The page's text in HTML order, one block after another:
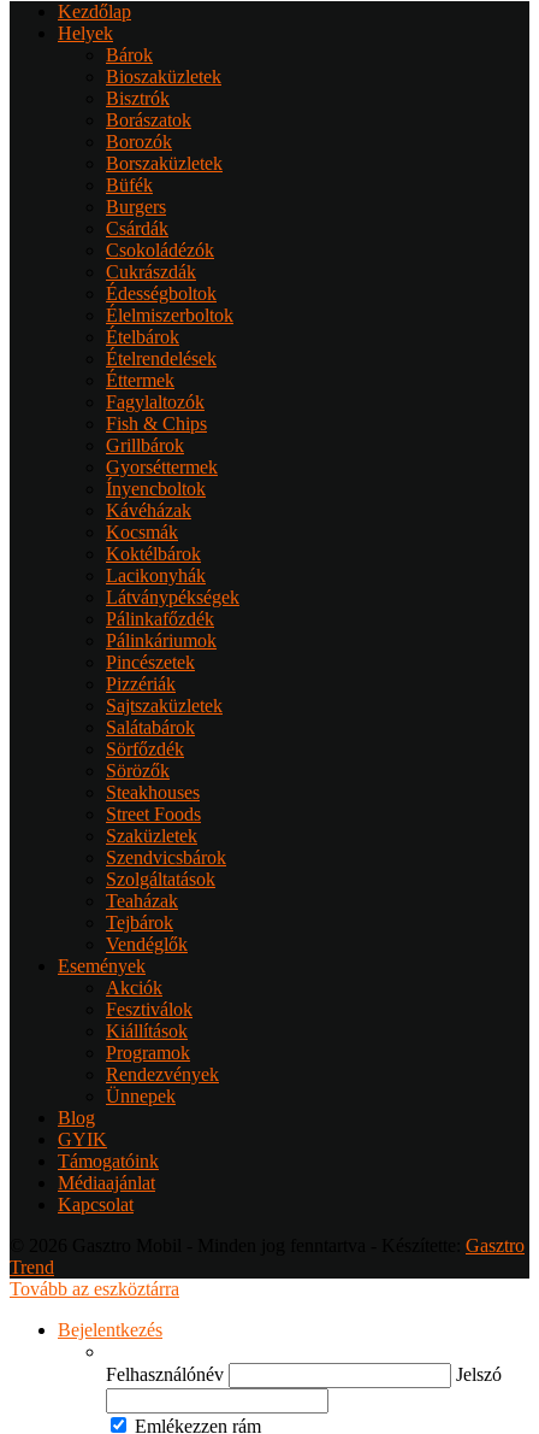
Kezdőlap
Helyek
Bárok
Bioszaküzletek
Bisztrók
Borászatok
Borozók
Borszaküzletek
Büfék
Burgers
Csárdák
Csokoládézók
Cukrászdák
Édességboltok
Élelmiszerboltok
Ételbárok
Ételrendelések
Éttermek
Fagylaltozók
Fish & Chips
Grillbárok
Gyorséttermek
Ínyencboltok
Kávéházak
Kocsmák
Koktélbárok
Lacikonyhák
Látványpékségek
Pálinkafőzdék
Pálinkáriumok
Pincészetek
Pizzériák
Sajtszaküzletek
Salátabárok
Sörfőzdék
Sörözők
Steakhouses
Street Foods
Szaküzletek
Szendvicsbárok
Szolgáltatások
Teaházak
Tejbárok
Vendéglők
Események
Akciók
Fesztiválok
Kiállítások
Programok
Rendezvények
Ünnepek
Blog
GYIK
Támogatóink
Médiaajánlat
Kapcsolat
Gasztro
Trend
Tovább az eszköztárra
Bejelentkezés
Felhasználónév Jelszó
Emlékezzen rám